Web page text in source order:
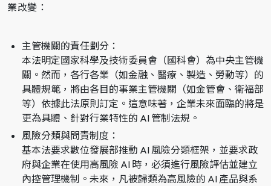
業改變：
主管機關的責任劃分：
本法明定國家科學及技術委員會（國科會）為中央主管機
關。然而，各行各業（如金融、醫療、製造、勞動等）的
具體規範，將由各目的事業主管機關（如金管會、衛福部
等）依據此法原則訂定。這意味著，企業未來面臨的將是
更為具體、針對行業特性的 AI 管制法規。
風險分類與問責制度：
基本法要求數位發展部推動 AI 風險分類框架，並要求政
府與企業在使用高風險 AI 時，必須進行風險評估並建立
內控管理機制。未來，凡被歸類為高風險的 AI 產品與系